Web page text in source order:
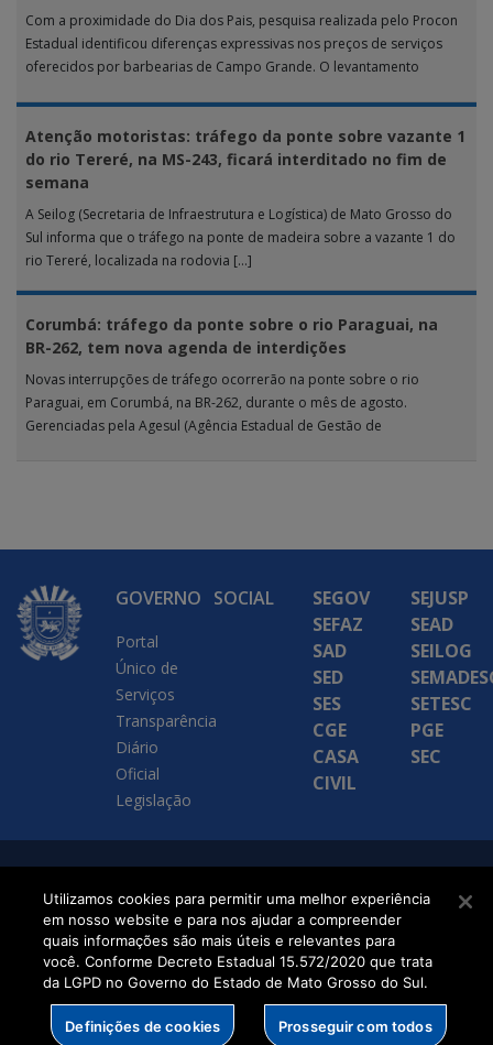
Com a proximidade do Dia dos Pais, pesquisa realizada pelo Procon
Estadual identificou diferenças expressivas nos preços de serviços
oferecidos por barbearias de Campo Grande. O levantamento
Atenção motoristas: tráfego da ponte sobre vazante 1
do rio Tereré, na MS-243, ficará interditado no fim de
semana
A Seilog (Secretaria de Infraestrutura e Logística) de Mato Grosso do
Sul informa que o tráfego na ponte de madeira sobre a vazante 1 do
rio Tereré, localizada na rodovia […]
Corumbá: tráfego da ponte sobre o rio Paraguai, na
BR-262, tem nova agenda de interdições
Novas interrupções de tráfego ocorrerão na ponte sobre o rio
Paraguai, em Corumbá, na BR-262, durante o mês de agosto.
Gerenciadas pela Agesul (Agência Estadual de Gestão de
GOVERNO
Portal
Único de
Serviços
Transparência
Diário
Oficial
Legislação
SOCIAL
SEGOV
SEFAZ
SAD
SED
SES
CGE
CASA
CIVIL
SEJUSP
SEAD
SEILOG
SETESC
PGE
SEC
Executiva de
Transformação Digital
Utilizamos cookies para permitir uma melhor experiência
em nosso website e para nos ajudar a compreender
quais informações são mais úteis e relevantes para
você. Conforme Decreto Estadual 15.572/2020 que trata
da LGPD no Governo do Estado de Mato Grosso do Sul.
Definições de cookies Prosseguir com todos